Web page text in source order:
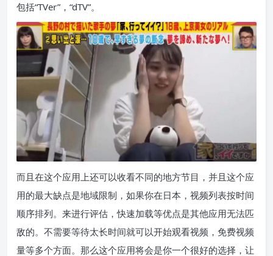
包括“TVer”，“dTV”。
而且在这个应用上还可以收看不同的地方节目，并且这个应
用的最大缺点是地域限制，如果你在日本，视频列表按时间
顺序排列。来进行评估，快速加载等优点是其他应用无法匹
敌的。不需要等待太长时间就可以开始观看视频，免费视频
量等多个方面。那么这个应用将会是你一个很好的选择，让